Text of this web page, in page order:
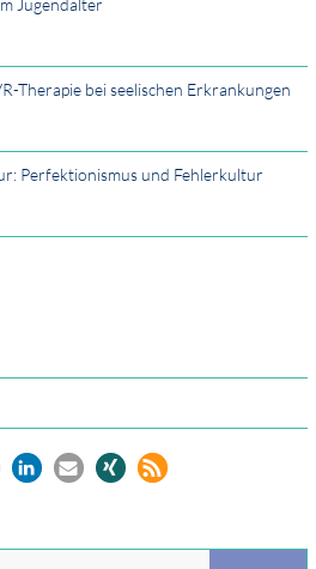
Jugendalter
Therapie bei seelischen Erkrankungen
Perfektionismus und Fehlerkultur